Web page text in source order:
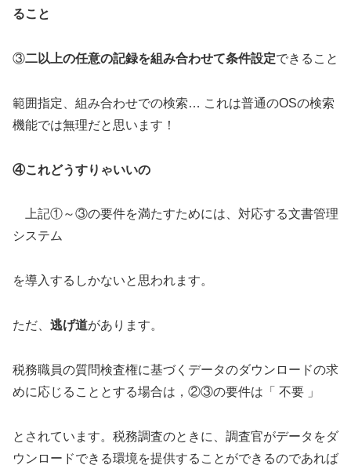
ること
③二以上の任意の記録を組み合わせて条件設定できること
範囲指定、組み合わせでの検索… これは普通のOSの検索
機能では無理だと思います！
④これどうすりゃいいの
上記①～③の要件を満たすためには、対応する文書管理
システム
を導入するしかないと思われます。
ただ、 逃げ道があります。
税務職員の質問検査権に基づくデータのダウンロードの求
めに応じることとする場合は，②③の要件は「 不要 」
とされています。税務調査のときに、調査官がデータをダ
ウンロードできる環境を提供することができるのであれば